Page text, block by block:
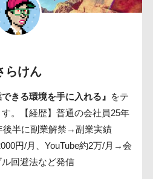
らけん
きる環境を手に入れる』
をテ
。【経歴】普通の会社員25年
後半に副業解禁→副業実績
円/月、YouTube約2万/月→会
回避法など発信